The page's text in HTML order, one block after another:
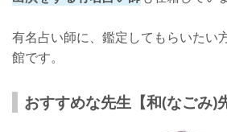
有名占い師に、鑑定してもらいたい
館です。
おすすめな先生【和(なごみ)